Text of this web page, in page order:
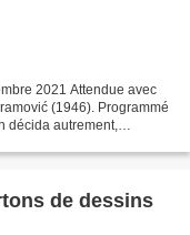
2021 Attendue avec
(1946). Programmé
décida autrement,
de dessins